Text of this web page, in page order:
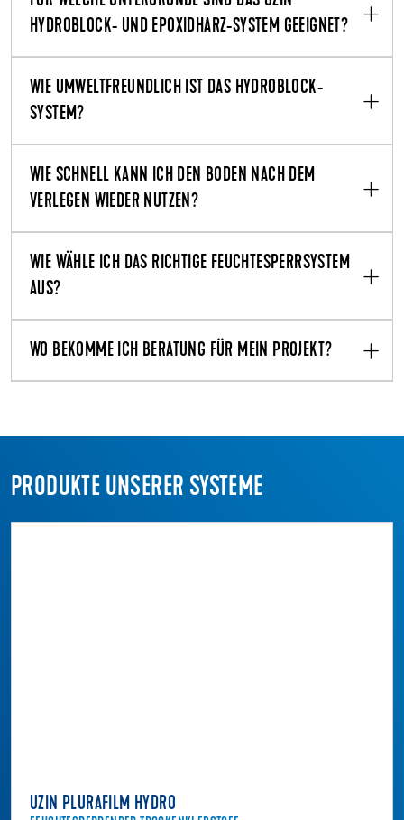
HYDROBLOCK- UND EPOXIDHARZ-SYSTEM GEEIGNET?
WIE UMWELTFREUNDLICH IST DAS HYDROBLOCK-
SYSTEM?
WIE SCHNELL KANN ICH DEN BODEN NACH DEM
VERLEGEN WIEDER NUTZEN?
WIE WÄHLE ICH DAS RICHTIGE FEUCHTESPERRSYSTEM
AUS?
WO BEKOMME ICH BERATUNG FÜR MEIN PROJEKT?
PRODUKTE UNSERER SYSTEME
UZIN PLURAFILM HYDRO